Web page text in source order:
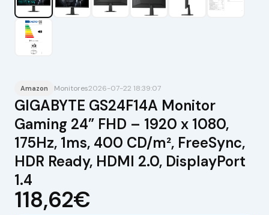
Amazon Monitores2026-07-22 18:39:07
GIGABYTE GS24F14A Monitor
Gaming 24” FHD – 1920 x 1080,
175Hz, 1ms, 400 CD/m², FreeSync,
HDR Ready, HDMI 2.0, DisplayPort
1.4
118,62€